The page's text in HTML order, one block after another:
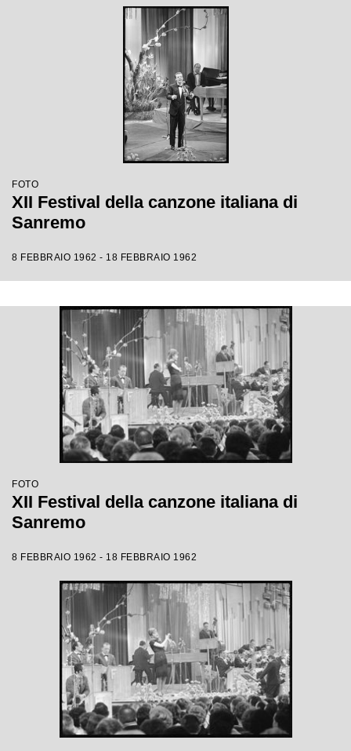
FOTO
XII Festival della canzone italiana di
Sanremo
8 FEBBRAIO 1962 - 18 FEBBRAIO 1962
FOTO
XII Festival della canzone italiana di
Sanremo
8 FEBBRAIO 1962 - 18 FEBBRAIO 1962